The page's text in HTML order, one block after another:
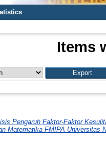
Items
Pengaruh Faktor-Faktor
Matematika FMIPA Universitas